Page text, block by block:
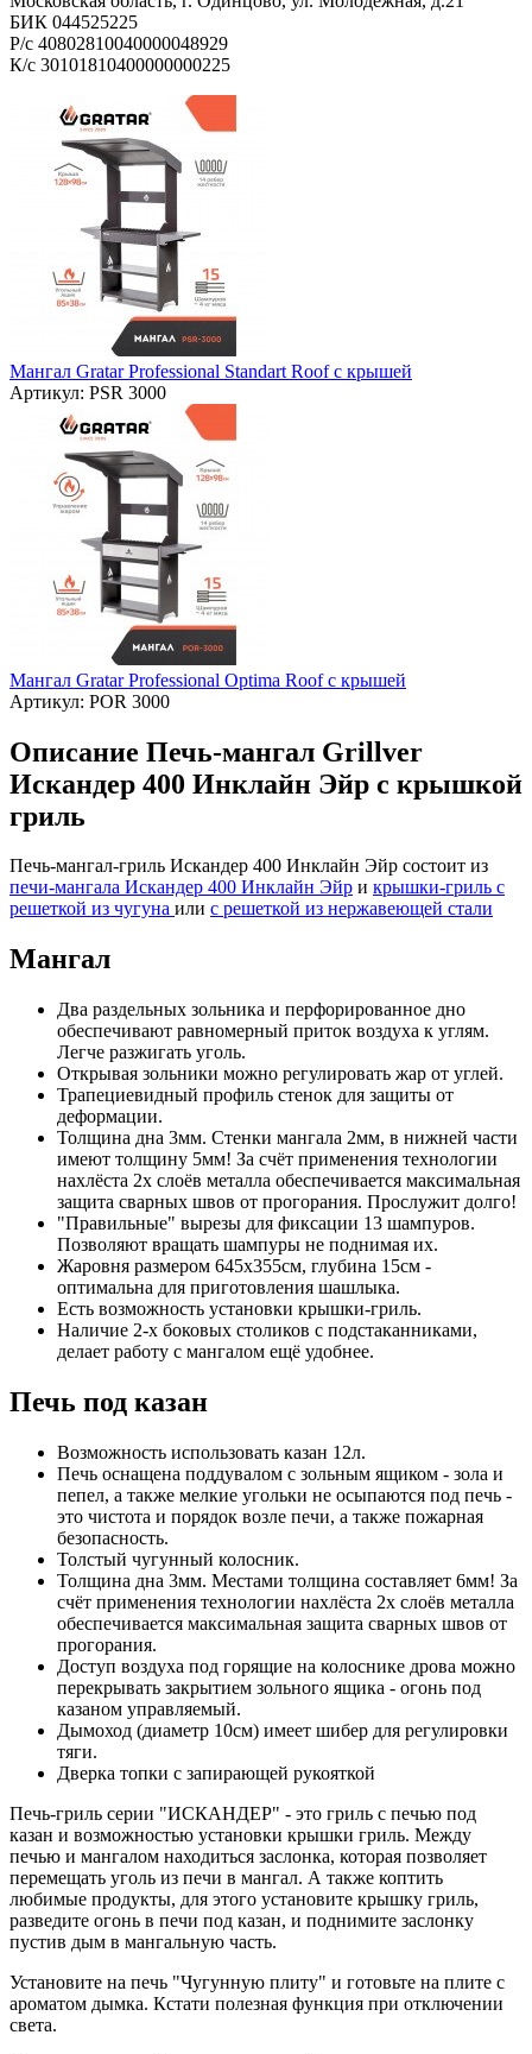
БИК 044525225
Р/с 40802810040000048929
К/с 30101810400000000225
Мангал Gratar Professional Standart Roof с крышей
Артикул: PSR 3000
Мангал Gratar Professional Optima Roof с крышей
Артикул: POR 3000
Описание Печь-мангал Grillver
Искандер 400 Инклайн Эйр с крышкой
гриль
Печь-мангал-гриль Искандер 400 Инклайн Эйр состоит из
печи-мангала Искандер 400 Инклайн Эйр и крышки-гриль с
решеткой из чугуна или с решеткой из нержавеющей стали
Мангал
Два раздельных зольника и перфорированное дно
обеспечивают равномерный приток воздуха к углям.
Легче разжигать уголь.
Открывая зольники можно регулировать жар от углей.
Трапециевидный профиль стенок для защиты от
деформации.
Толщина дна 3мм. Стенки мангала 2мм, в нижней части
имеют толщину 5мм! За счёт применения технологии
нахлёста 2х слоёв металла обеспечивается максимальная
защита сварных швов от прогорания. Прослужит долго!
"Правильные" вырезы для фиксации 13 шампуров.
Позволяют вращать шампуры не поднимая их.
Жаровня размером 645х355см, глубина 15см -
оптимальна для приготовления шашлыка.
Есть возможность установки крышки-гриль.
Наличие 2-х боковых столиков с подстаканниками,
делает работу с мангалом ещё удобнее.
Печь под казан
Возможность использовать казан 12л.
Печь оснащена поддувалом с зольным ящиком - зола и
пепел, а также мелкие угольки не осыпаются под печь -
это чистота и порядок возле печи, а также пожарная
безопасность.
Толстый чугунный колосник.
Толщина дна 3мм. Местами толщина составляет 6мм! За
счёт применения технологии нахлёста 2х слоёв металла
обеспечивается максимальная защита сварных швов от
прогорания.
Доступ воздуха под горящие на колоснике дрова можно
перекрывать закрытием зольного ящика - огонь под
казаном управляемый.
Дымоход (диаметр 10см) имеет шибер для регулировки
тяги.
Дверка топки с запирающей рукояткой
Печь-гриль серии "ИСКАНДЕР" - это гриль с печью под
казан и возможностью установки крышки гриль. Между
печью и мангалом находиться заслонка, которая позволяет
перемещать уголь из печи в мангал. А также коптить
любимые продукты, для этого установите крышку гриль,
разведите огонь в печи под казан, и поднимите заслонку
пустив дым в мангальную часть.
Установите на печь "Чугунную плиту" и готовьте на плите с
ароматом дымка. Кстати полезная функция при отключении
света.